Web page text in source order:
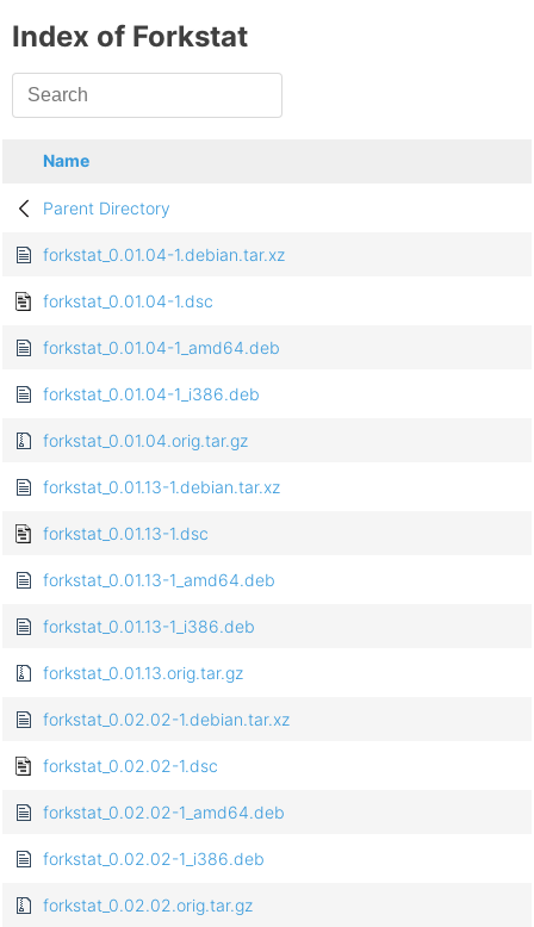
Index of Forkstat
Name
Parent Directory
forkstat_0.01.04-1.debian.tar.xz
forkstat_0.01.04-1.dsc
forkstat_0.01.04-1_amd64.deb
forkstat_0.01.04-1_i386.deb
forkstat_0.01.04.orig.tar.gz
forkstat_0.01.13-1.debian.tar.xz
forkstat_0.01.13-1.dsc
forkstat_0.01.13-1_amd64.deb
forkstat_0.01.13-1_i386.deb
forkstat_0.01.13.orig.tar.gz
forkstat_0.02.02-1.debian.tar.xz
forkstat_0.02.02-1.dsc
forkstat_0.02.02-1_amd64.deb
forkstat_0.02.02-1_i386.deb
forkstat_0.02.02.orig.tar.gz